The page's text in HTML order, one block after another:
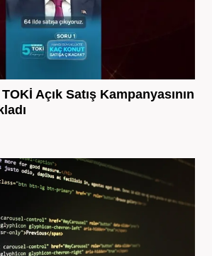
Açık Satış Kampanyasının